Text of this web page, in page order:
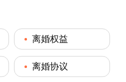
离婚权益
离婚协议